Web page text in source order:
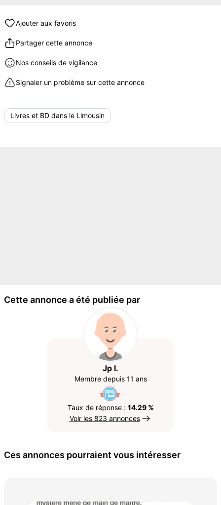
Ajouter aux favoris
Partager cette annonce
Nos conseils de vigilance
Signaler un problème sur cette annonce
Livres et BD dans le Limousin
Cette annonce a été publiée par
Jp l.
Membre depuis 11 ans
Taux de réponse : 14.29 %
Voir les 823 annonces
Ces annonces pourraient vous intéresser